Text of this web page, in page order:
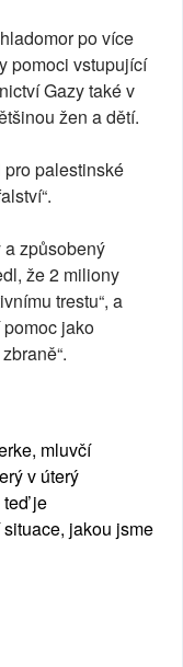
po více
pomoci vstupující
Gazy také v
žen a dětí.
palestinské
a způsobený
že 2 miliony
trestu“, a
jako
mluvčí
v úterý
je
jakou jsme